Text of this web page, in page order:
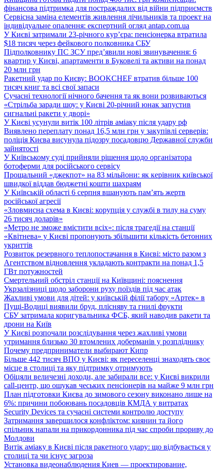
фінансова підтримка для постраждалих від війни підприємств
Сервісна заміна елементів живлення лічильників та проект на
індивідуальне опалення: експертний огляд antap.com.ua
У Києві затримали 23-річного кур’єра: пенсіонерка втратила
$18 тисяч через фейкового полковника СБУ
Підполковнику ПС ЗСУ пред’явили нові звинувачення: 6
квартир у Києві, апартаменти в Буковелі та активи на понад
20 млн грн
Ракетний удар по Києву: BOOKCHEF втратив більше 100
тисяч книг та всі свої запаси
Сучасні технології нічного бачення та як вони розвиваються
«Стрільба заради шоу: у Києві 20-річний юнак запустив
сигнальні ракети у дворі»
У Києві усунули витік 100 літрів аміаку після удару рф
Виявлено переплату понад 16,5 млн грн у закупівлі серверів:
поліція Києва висунула підозру посадовцю Державної служби
зайнятості
У Київському суді прийняли рішення щодо організатора
ботоферми для російського сервісу
Прощальний «джекпот» на 83 мільйони: як керівник київської
швидкої віддав бюджетні кошти шахраям
У Київській області 6 серпня вшанують пам’ять жертв
російської агресії
«Зловмисна схема в Києві: корупція у службі в тилу на суму
26 тисяч доларів»
«Метро не зможе вмістити всіх»: після трагедії на станції
«Квітнева» у Києві пропонують збільшити кількість бетонних
укриттів
Розвиток резервного теплопостачання в Києві: місто разом з
Агентством відновлення укладають контракти на понад 1,5
ГВт потужностей
Смертельний обстріл станції на Київщині: пояснення
Укрзалізниці щодо заборони руху поїздів під час атак
Жахливі умови для дітей: у київській філії табору «Артек» в
Пущі-Водиці виявили бруд, плісняву та гнилі фрукти
СБУ затримала коригувальника ФСБ, який наводив ракети та
дрони на Київ
У Києві розпочали розслідування через жахливі умови
утримання близько 30 втомлених доберманів у розпліднику
Почему предприниматели выбирают Кипр
Більше 442 тисяч ВПО у Києві: як переселенці знаходять своє
місце в столиці та яку підтримку отримують
Обіцяли величезні доходи, але забирали все: у Києві викрили
call-центр, що ошукав чеських пенсіонерів на майже 9 млн грн
План підготовки Києва до зимового сезону виконано лише на
6%: причини побоювань посадовців КМДА у витратах
Security Devices та сучасні системи контролю доступу
Затримання завершилося конфліктом: киянин та його
спільник напали на прикордонника під час спроби прориву до
Молдови
Витік аміаку в Києві після ракетного удару: що відбувається у
столиці та чи існує загроза
Установка видеонаблюдения Киев — проектирование,